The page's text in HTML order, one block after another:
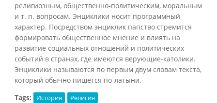
религиозным, общественно-политическим, моральным
и т. п. вопросам. Энциклики носит программный
характер. Посредством энциклик папство стремится
формировать общественное мнение и влиять на
развитие социальных отношений и политических
событий в странах, где имеются верующие-католики.
Энциклики называются по первым двум словам текста,
который обычно пишется по-латыни.
Tags:
История Религия